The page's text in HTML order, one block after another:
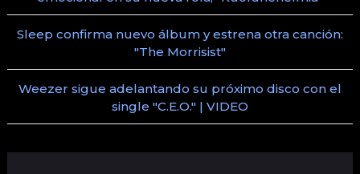
Sleep confirma nuevo álbum y estrena otra canción:
"The Morrisist"
Weezer sigue adelantando su próximo disco con el
single "C.E.O." | VIDEO